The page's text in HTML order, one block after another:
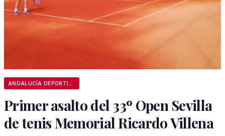
Primer asalto del 33º Open Sevilla
de tenis Memorial Ricardo Villena